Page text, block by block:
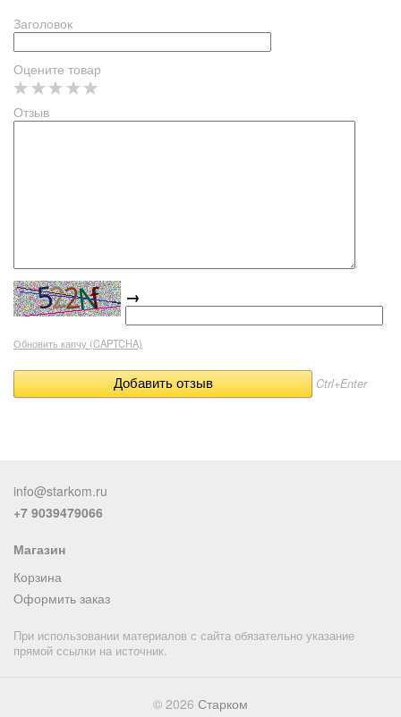
Заголовок
Оцените товар
Отзыв
→
Обновить капчу (CAPTCHA)
Ctrl+Enter
info@starkom.ru
+7 9039479066
Магазин
Корзина
Оформить заказ
При использовании материалов с сайта обязательно указание
прямой ссылки на источник.
© 2026 Старком